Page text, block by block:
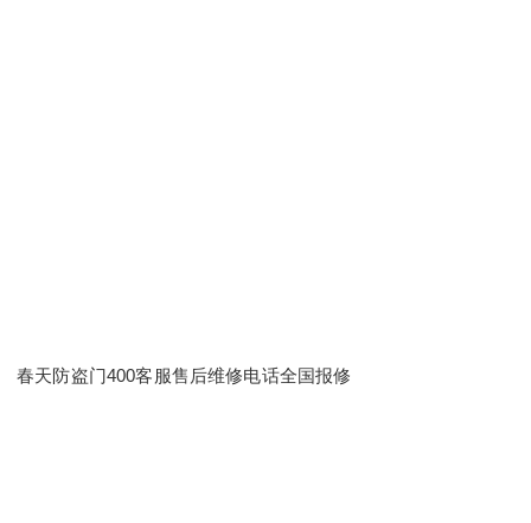
春天防盗门400客服售后维修电话全国报修